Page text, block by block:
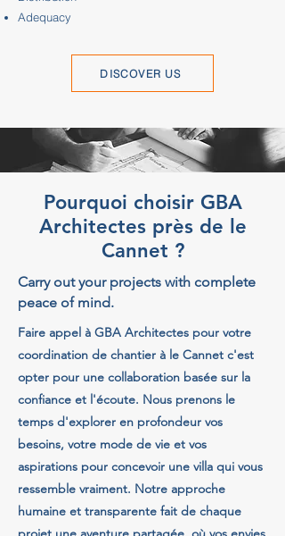
Adequacy
DISCOVER US
Pourquoi choisir GBA
Architectes près de le
Cannet ?
Carry out your projects with complete
peace of mind.
Faire appel à GBA Architectes pour votre
coordination de chantier à le Cannet c'est
opter pour une collaboration basée sur la
confiance et l'écoute. Nous prenons le
temps d'explorer en profondeur vos
besoins, votre mode de vie et vos
aspirations pour concevoir une villa qui vous
ressemble vraiment. Notre approche
humaine et transparente fait de chaque